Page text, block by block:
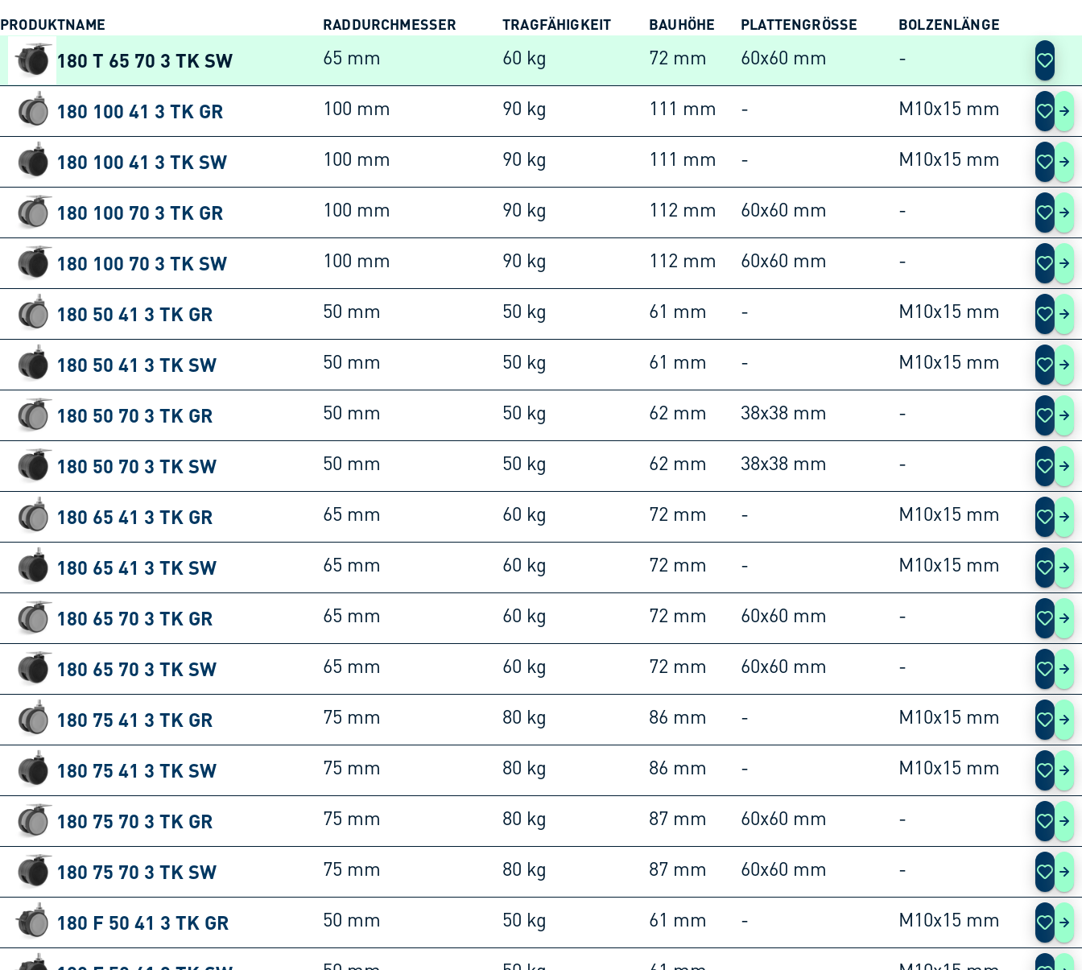
PRODUKTNAME RADDURCHMESSER TRAGFÄHIGKEIT BAUHÖHE PLATTENGRÖSSE BOLZENLÄNGE
180 T 65 70 3 TK SW 65 mm 60 kg 72 mm 60x60 mm -
180 100 41 3 TK GR 100 mm 90 kg 111 mm - M10x15 mm
180 100 41 3 TK SW 100 mm 90 kg 111 mm - M10x15 mm
180 100 70 3 TK GR 100 mm 90 kg 112 mm 60x60 mm -
180 100 70 3 TK SW 100 mm 90 kg 112 mm 60x60 mm -
180 50 41 3 TK GR 50 mm 50 kg 61 mm - M10x15 mm
180 50 41 3 TK SW 50 mm 50 kg 61 mm - M10x15 mm
180 50 70 3 TK GR 50 mm 50 kg 62 mm 38x38 mm -
180 50 70 3 TK SW 50 mm 50 kg 62 mm 38x38 mm -
180 65 41 3 TK GR 65 mm 60 kg 72 mm - M10x15 mm
180 65 41 3 TK SW 65 mm 60 kg 72 mm - M10x15 mm
180 65 70 3 TK GR 65 mm 60 kg 72 mm 60x60 mm -
180 65 70 3 TK SW 65 mm 60 kg 72 mm 60x60 mm -
180 75 41 3 TK GR 75 mm 80 kg 86 mm - M10x15 mm
180 75 41 3 TK SW 75 mm 80 kg 86 mm - M10x15 mm
180 75 70 3 TK GR 75 mm 80 kg 87 mm 60x60 mm -
180 75 70 3 TK SW 75 mm 80 kg 87 mm 60x60 mm -
180 F 50 41 3 TK GR 50 mm 50 kg 61 mm - M10x15 mm